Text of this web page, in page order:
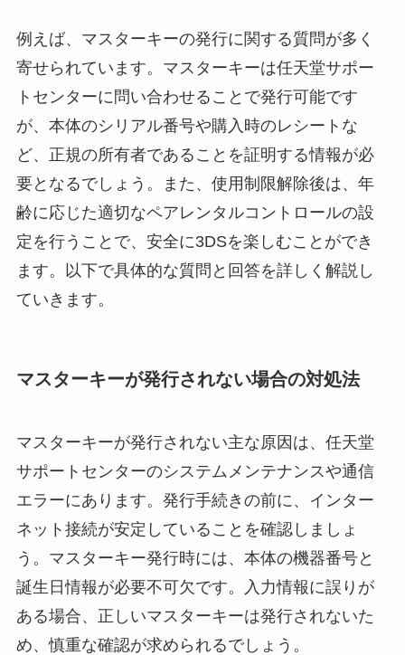
例えば、マスターキーの発行に関する質問が多く
寄せられています。マスターキーは任天堂サポー
トセンターに問い合わせることで発行可能です
が、本体のシリアル番号や購入時のレシートな
ど、正規の所有者であることを証明する情報が必
要となるでしょう。また、使用制限解除後は、年
齢に応じた適切なペアレンタルコントロールの設
定を行うことで、安全に3DSを楽しむことができ
ます。以下で具体的な質問と回答を詳しく解説し
ていきます。
マスターキーが発行されない場合の対処法
マスターキーが発行されない主な原因は、任天堂
サポートセンターのシステムメンテナンスや通信
エラーにあります。発行手続きの前に、インター
ネット接続が安定していることを確認しましょ
う。マスターキー発行時には、本体の機器番号と
誕生日情報が必要不可欠です。入力情報に誤りが
ある場合、正しいマスターキーは発行されないた
め、慎重な確認が求められるでしょう。